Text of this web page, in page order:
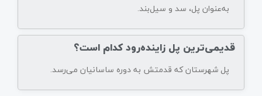
به‌عنوان پل، سد و سیل‌بند.
قدیمی‌ترین پل زاینده‌رود کدام است؟
پل شهرستان که قدمتش به دوره ساسانیان می‌رسد.